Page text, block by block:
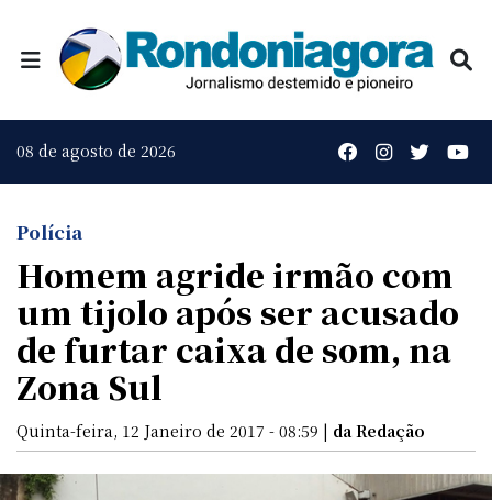
08 de agosto de 2026
Polícia
Homem agride irmão com
um tijolo após ser acusado
de furtar caixa de som, na
Zona Sul
Quinta-feira, 12 Janeiro de 2017 - 08:59 | da Redação